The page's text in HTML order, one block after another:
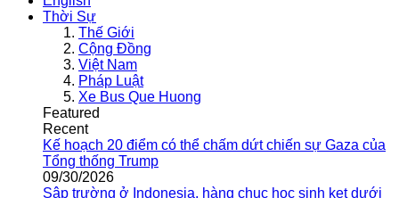
Thời Sự
Thế Giới
Cộng Đồng
Việt Nam
Pháp Luật
Xe Bus Que Huong
Featured
Recent
Kế hoạch 20 điểm có thể chấm dứt chiến sự Gaza của
Tổng thống Trump
09/30/2026
Sập trường ở Indonesia, hàng chục học sinh kẹt dưới